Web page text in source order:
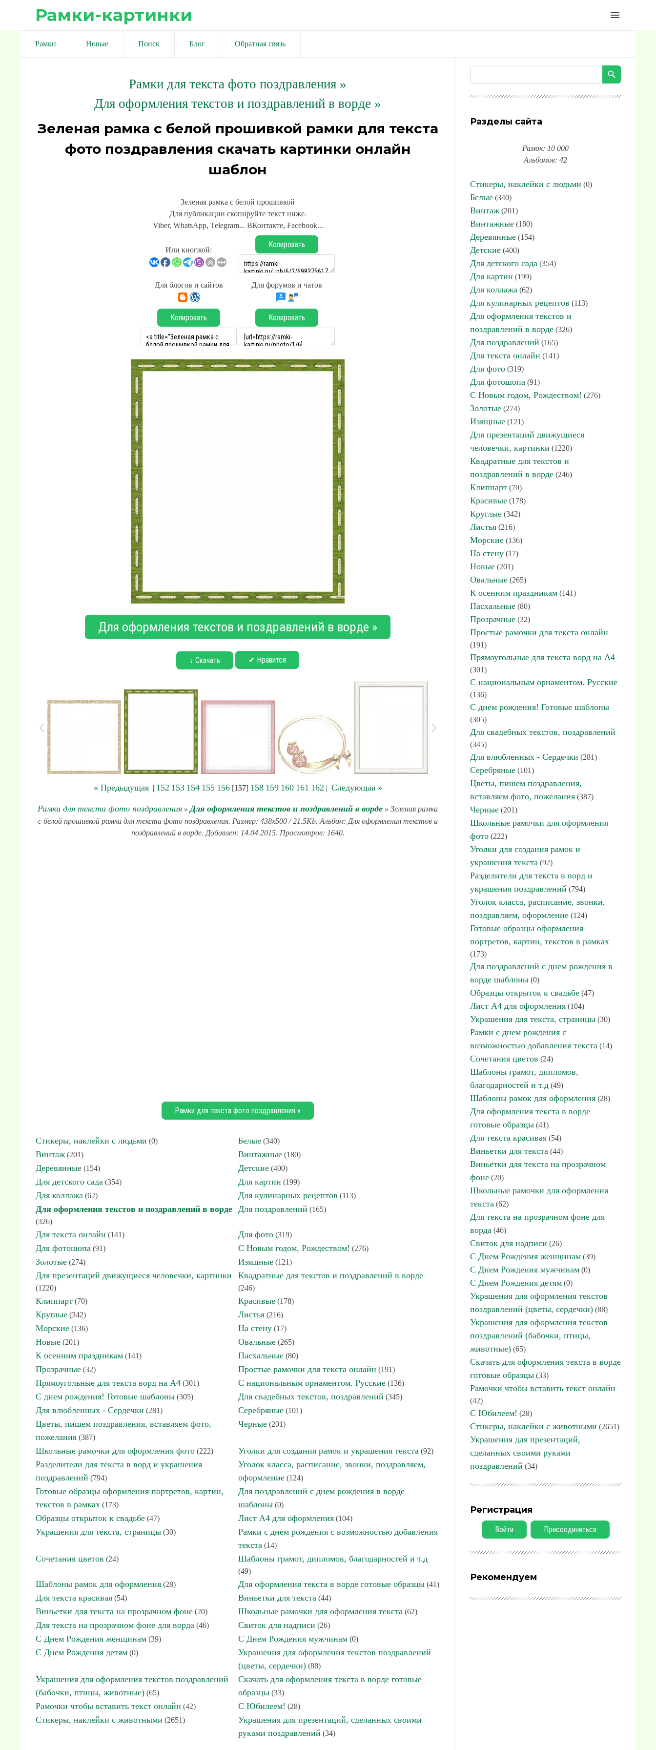
Рамки-картинки menu
Рамки Новые Поиск Блог Обратная связь
Рамки для текста фото поздравления »
Для оформления текстов и поздравлений в ворде »
Зеленая рамка с белой прошивкой рамки для текста
фото поздравления скачать картинки онлайн
шаблон
Зеленая рамка с белой прошивкой
Для публикации скопируйте текст ниже.
Viber, WhatsApp, Telegram... ВКонтакте, Facebook...
Или кнопкой:
Копировать
Для блогов и сайтов Для форумов и чатов
Копировать Копировать
Для оформления текстов и поздравлений в ворде »
↓ Скачать ✔ Нравится
« Предыдущая| 152 153 154 155 156[157] 158 159 160 161 162 | Следующая »
Рамки для текста фото поздравления » Для оформления текстов и поздравлений в ворде » Зеленая рамка
с белой прошивкой рамки для текста фото поздравления. Размер: 438x500 / 21.5Kb. Альбом: Для оформления текстов и
поздравлений в ворде. Добавлен: 14.04.2015. Просмотров: 1640.
Рамки для текста фото поздравления »
Стикеры, наклейки с людьми (0) Белые (340)
Винтаж (201) Винтажные (180)
Деревянные (154) Детские (400)
Для детского сада (354) Для картин (199)
Для коллажа (62) Для кулинарных рецептов (113)
Для оформления текстов и поздравлений в ворде
(326)
Для поздравлений (165)
Для текста онлайн (141) Для фото (319)
Для фотошопа (91) С Новым годом, Рождеством! (276)
Золотые (274) Изящные (121)
Для презентаций движущиеся человечки, картинки
(1220)
Квадратные для текстов и поздравлений в ворде
(246)
Клиппарт (70) Красивые (178)
Круглые (342) Листья (216)
Морские (136) На стену (17)
Новые (201) Овальные (265)
К осенним праздникам (141) Пасхальные (80)
Прозрачные (32) Простые рамочки для текста онлайн (191)
Прямоугольные для текста ворд на А4 (301) С национальным орнаментом. Русские (136)
С днем рождения! Готовые шаблоны (305) Для свадебных текстов, поздравлений (345)
Для влюбленных - Сердечки (281) Серебряные (101)
Цветы, пишем поздравления, вставляем фото,
пожелания (387)
Черные (201)
Школьные рамочки для оформления фото (222) Уголки для создания рамок и украшения текста (92)
Разделители для текста в ворд и украшения
поздравлений (794)
Уголок класса, расписание, звонки, поздравляем,
оформление (124)
Готовые образцы оформления портретов, картин,
текстов в рамках (173)
Для поздравлений с днем рождения в ворде
шаблоны (0)
Образцы открыток к свадьбе (47) Лист А4 для оформления (104)
Украшения для текста, страницы (30)
Рамки с днем рождения с возможностью добавления
текста (14)
Сочетания цветов (24) Шаблоны грамот, дипломов, благодарностей и т.д
(49)
Шаблоны рамок для оформления (28) Для оформления текста в ворде готовые образцы (41)
Для текста красивая (54) Виньетки для текста (44)
Виньетки для текста на прозрачном фоне (20) Школьные рамочки для оформления текста (62)
Для текста на прозрачном фоне для ворда (46) Свиток для надписи (26)
С Днем Рождения женщинам (39) С Днем Рождения мужчинам (0)
С Днем Рождения детям (0)
Украшения для оформления текстов поздравлений
(цветы, сердечки) (88)
Украшения для оформления текстов поздравлений
(бабочки, птицы, животные) (65)
Скачать для оформления текста в ворде готовые
образцы (33)
Рамочки чтобы вставить текст онлайн (42) С Юбилеем! (28)
Стикеры, наклейки с животными (2651)
Украшения для презентаций, сделанных своими
руками поздравлений (34)
Разделы сайта
Рамок: 10 000
Альбомов: 42
Стикеры, наклейки с людьми (0)
Белые (340)
Винтаж (201)
Винтажные (180)
Деревянные (154)
Детские (400)
Для детского сада (354)
Для картин (199)
Для коллажа (62)
Для кулинарных рецептов (113)
Для оформления текстов и
поздравлений в ворде (326)
Для поздравлений (165)
Для текста онлайн (141)
Для фото (319)
Для фотошопа (91)
С Новым годом, Рождеством! (276)
Золотые (274)
Изящные (121)
Для презентаций движущиеся
человечки, картинки (1220)
Квадратные для текстов и
поздравлений в ворде (246)
Клиппарт (70)
Красивые (178)
Круглые (342)
Листья (216)
Морские (136)
На стену (17)
Новые (201)
Овальные (265)
К осенним праздникам (141)
Пасхальные (80)
Прозрачные (32)
Простые рамочки для текста онлайн
(191)
Прямоугольные для текста ворд на А4
(301)
С национальным орнаментом. Русские
(136)
С днем рождения! Готовые шаблоны
(305)
Для свадебных текстов, поздравлений
(345)
Для влюбленных - Сердечки (281)
Серебряные (101)
Цветы, пишем поздравления,
вставляем фото, пожелания (387)
Черные (201)
Школьные рамочки для оформления
фото (222)
Уголки для создания рамок и
украшения текста (92)
Разделители для текста в ворд и
украшения поздравлений (794)
Уголок класса, расписание, звонки,
поздравляем, оформление (124)
Готовые образцы оформления
портретов, картин, текстов в рамках
(173)
Для поздравлений с днем рождения в
ворде шаблоны (0)
Образцы открыток к свадьбе (47)
Лист А4 для оформления (104)
Украшения для текста, страницы (30)
Рамки с днем рождения с
возможностью добавления текста (14)
Сочетания цветов (24)
Шаблоны грамот, дипломов,
благодарностей и т.д (49)
Шаблоны рамок для оформления (28)
Для оформления текста в ворде
готовые образцы (41)
Для текста красивая (54)
Виньетки для текста (44)
Виньетки для текста на прозрачном
фоне (20)
Школьные рамочки для оформления
текста (62)
Для текста на прозрачном фоне для
ворда (46)
Свиток для надписи (26)
С Днем Рождения женщинам (39)
С Днем Рождения мужчинам (0)
С Днем Рождения детям (0)
Украшения для оформления текстов
поздравлений (цветы, сердечки) (88)
Украшения для оформления текстов
поздравлений (бабочки, птицы,
животные) (65)
Скачать для оформления текста в ворде
готовые образцы (33)
Рамочки чтобы вставить текст онлайн
(42)
С Юбилеем! (28)
Стикеры, наклейки с животными (2651)
Украшения для презентаций,
сделанных своими руками
поздравлений (34)
Регистрация
Войти Присоединиться
Рекомендуем